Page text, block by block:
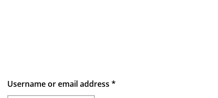
Username or email address *